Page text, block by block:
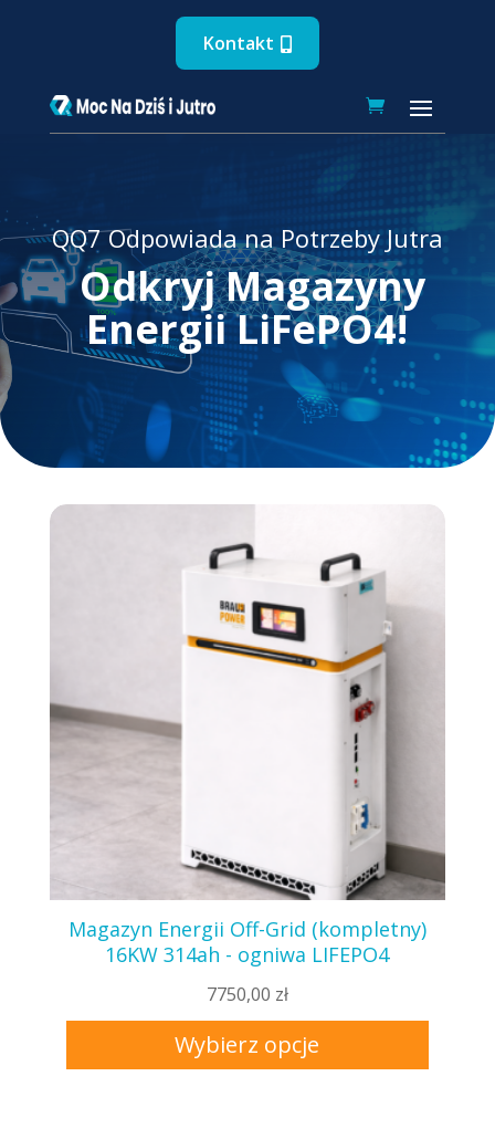
Kontakt
QQ7 Odpowiada na Potrzeby Jutra
Odkryj Magazyny
Energii LiFePO4!
Magazyn Energii Off-Grid (kompletny)
16KW 314ah - ogniwa LIFEPO4
7750,00 zł
Wybierz opcje